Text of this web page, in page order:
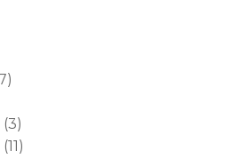
(3)
(11)